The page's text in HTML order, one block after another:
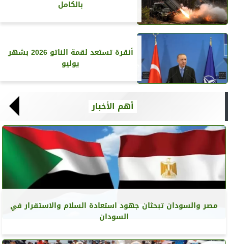
بالكامل
أنقرة تستعد لقمة الناتو 2026 بشهر
يوليو
أهم الأخبار
مصر والسودان تبحثان جهود استعادة السلام والاستقرار في
السودان